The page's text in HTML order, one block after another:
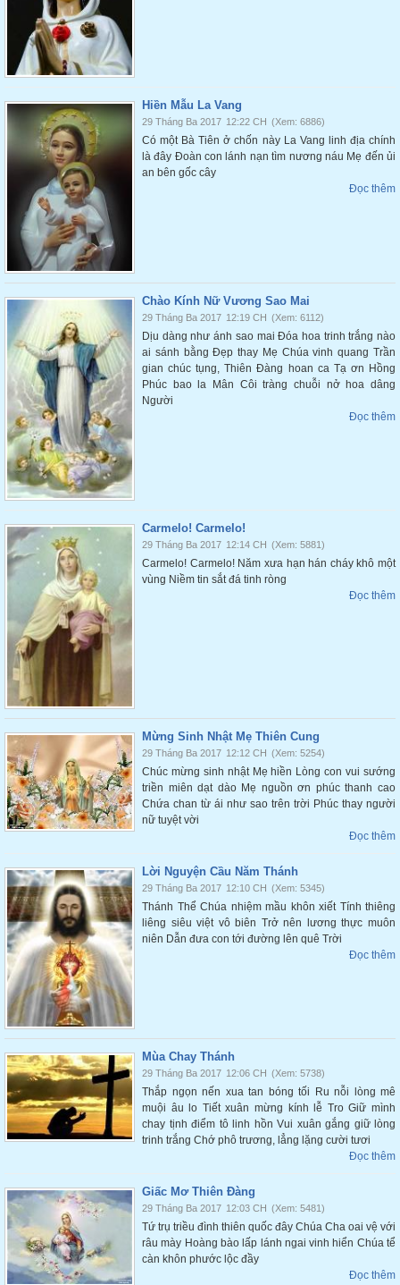
Hiền Mẫu La Vang
29 Tháng Ba 2017 12:22 CH (Xem: 6886)
Có một Bà Tiên ở chốn này La Vang linh địa chính
là đây Đoàn con lánh nạn tìm nương náu Mẹ đến ủi
an bên gốc cây
Đọc thêm
Chào Kính Nữ Vương Sao Mai
29 Tháng Ba 2017 12:19 CH (Xem: 6112)
Dịu dàng như ánh sao mai Đóa hoa trinh trắng nào
ai sánh bằng Đẹp thay Mẹ Chúa vinh quang Trần
gian chúc tụng, Thiên Đàng hoan ca Tạ ơn Hồng
Phúc bao la Mân Côi tràng chuỗi nở hoa dâng
Người
Đọc thêm
Carmelo! Carmelo!
29 Tháng Ba 2017 12:14 CH (Xem: 5881)
Carmelo! Carmelo! Năm xưa hạn hán cháy khô một
vùng Niềm tin sắt đá tinh ròng
Đọc thêm
Mừng Sinh Nhật Mẹ Thiên Cung
29 Tháng Ba 2017 12:12 CH (Xem: 5254)
Chúc mừng sinh nhật Mẹ hiền Lòng con vui sướng
triền miên dạt dào Mẹ nguồn ơn phúc thanh cao
Chứa chan từ ái như sao trên trời Phúc thay người
nữ tuyệt vời
Đọc thêm
Lời Nguyện Cầu Năm Thánh
29 Tháng Ba 2017 12:10 CH (Xem: 5345)
Thánh Thể Chúa nhiệm mầu khôn xiết Tính thiêng
liêng siêu việt vô biên Trở nên lương thực muôn
niên Dẫn đưa con tới đường lên quê Trời
Đọc thêm
Mùa Chay Thánh
29 Tháng Ba 2017 12:06 CH (Xem: 5738)
Thắp ngọn nến xua tan bóng tối Ru nỗi lòng mê
muội âu lo Tiết xuân mừng kính lễ Tro Giữ mình
chay tịnh điểm tô linh hồn Vui xuân gắng giữ lòng
trinh trắng Chớ phô trương, lẳng lặng cười tươi
Đọc thêm
Giấc Mơ Thiên Đàng
29 Tháng Ba 2017 12:03 CH (Xem: 5481)
Tứ trụ triều đình thiên quốc đây Chúa Cha oai vệ với
râu mày Hoàng bào lấp lánh ngai vinh hiển Chúa tể
càn khôn phước lộc đầy
Đọc thêm